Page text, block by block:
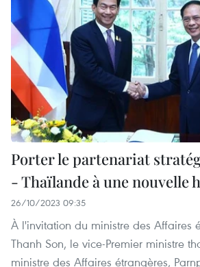
Porter le partenariat
- Thaïlande à une nouvelle
26/10/2023 09:35
À l'invitation du ministre des Affaires
Thanh Son, le vice-Premier ministre
ministre des Affaires étrangères,